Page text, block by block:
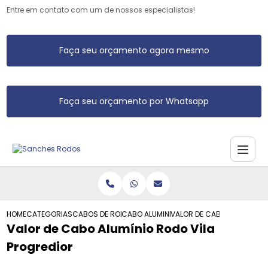
Entre em contato com um de nossos especialistas!
Faça seu orçamento agora mesmo
Faça seu orçamento por Whatsapp
HOMECATEGORIASCABOS DE RODO DE ALUMINIO
CABO ALUMINIO PARA RODO
VALOR DE CABO ALUMINIO
Valor de Cabo Alumínio Rodo Vila
Progredior